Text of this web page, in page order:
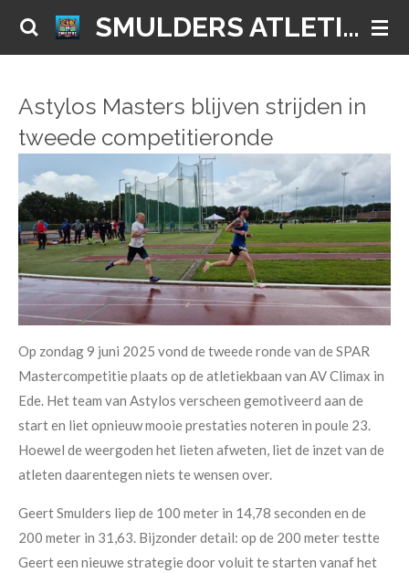
Ga
hoofdinhoud
SMULDERS ATLETIEK
Astylos Masters blijven strijden in
tweede competitieronde
Op zondag 9 juni 2025 vond de tweede ronde van de SPAR
Mastercompetitie plaats op de atletiekbaan van AV Climax in
Ede. Het team van Astylos verscheen gemotiveerd aan de
start en liet opnieuw mooie prestaties noteren in poule 23.
Hoewel de weergoden het lieten afweten, liet de inzet van de
atleten daarentegen niets te wensen over.
Geert Smulders liep de 100 meter in 14,78 seconden en de
200 meter in 31,63. Bijzonder detail: op de 200 meter testte
Geert een nieuwe strategie door voluit te starten vanaf het